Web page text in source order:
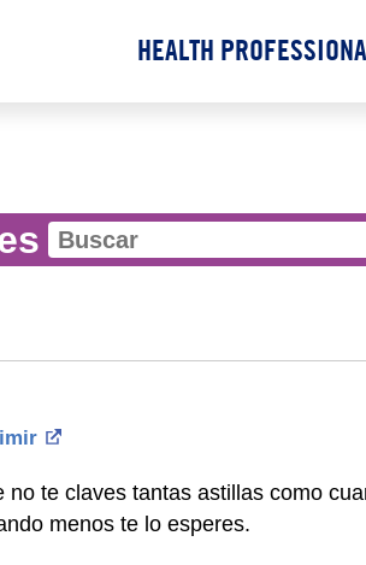
HEALTH
no te claves tantas astillas como
menos te lo esperes.